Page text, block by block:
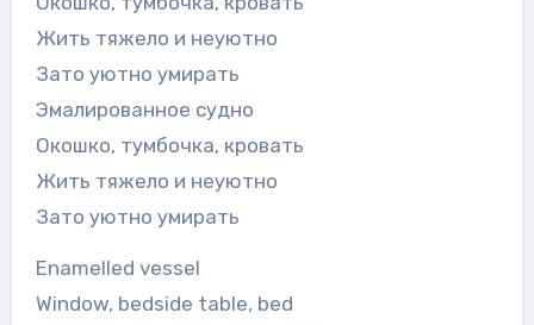
Жить тяжело и неуютно
Зато уютно умирать
Эмалированное судно
Окошко, тумбочка, кровать
Жить тяжело и неуютно
Зато уютно умирать
Enamelled vessel
Window, bedside table, bed